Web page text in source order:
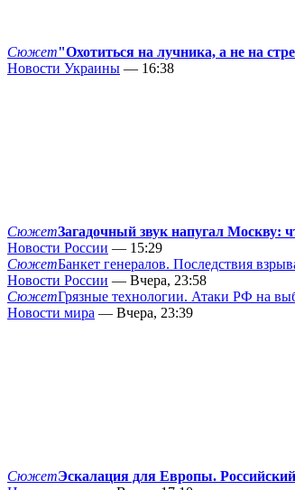
Сюжет"Охотиться на лучника, а не на
Новости Украины — 16:38
СюжетЗагадочный звук напугал Москву:
Новости России — 15:29
СюжетБанкет генералов. Последствия
Новости России — Вчера, 23:58
СюжетГрязные технологии. Атаки РФ на
Новости мира — Вчера, 23:39
СюжетЭскалация для Европы.